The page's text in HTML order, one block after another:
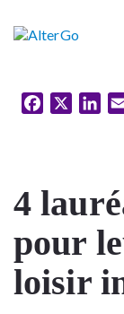
Facebook
4
pour
loisir